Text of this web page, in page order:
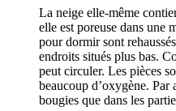
La neige elle-même
elle est poreuse dans une
pour dormir sont
endroits situés plus bas.
peut circuler. Les pièces
beaucoup d’oxygène. Par
bougies que dans les